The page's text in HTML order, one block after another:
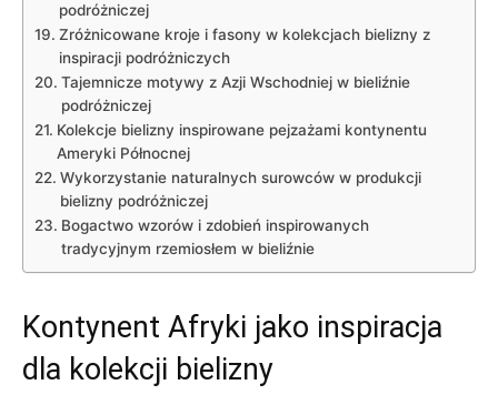
podróżniczej
Zróżnicowane kroje ⁢i⁤ fasony w‌ kolekcjach bielizny z
inspiracji ‌podróżniczych
Tajemnicze motywy z Azji Wschodniej w bieliźnie
podróżniczej
Kolekcje bielizny inspirowane pejzażami kontynentu
Ameryki Północnej
Wykorzystanie ‌naturalnych surowców w produkcji⁤
bielizny podróżniczej
Bogactwo wzorów i ​zdobień inspirowanych
tradycyjnym rzemiosłem w bieliźnie
Kontynent Afryki jako inspiracja
⁢dla kolekcji bielizny